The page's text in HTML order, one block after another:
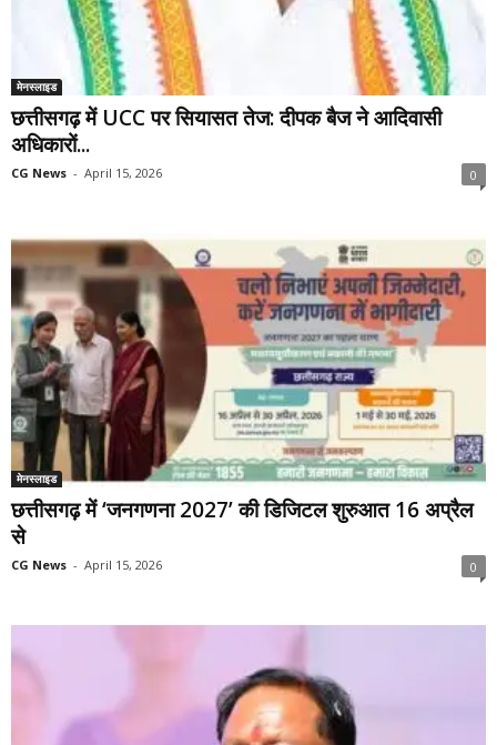
मेनस्लाइड
छत्तीसगढ़ में UCC पर सियासत तेज: दीपक बैज ने आदिवासी
अधिकारों...
CG News - April 15, 2026 0
मेनस्लाइड
छत्तीसगढ़ में ‘जनगणना 2027’ की डिजिटल शुरुआत 16 अप्रैल
से
CG News - April 15, 2026 0